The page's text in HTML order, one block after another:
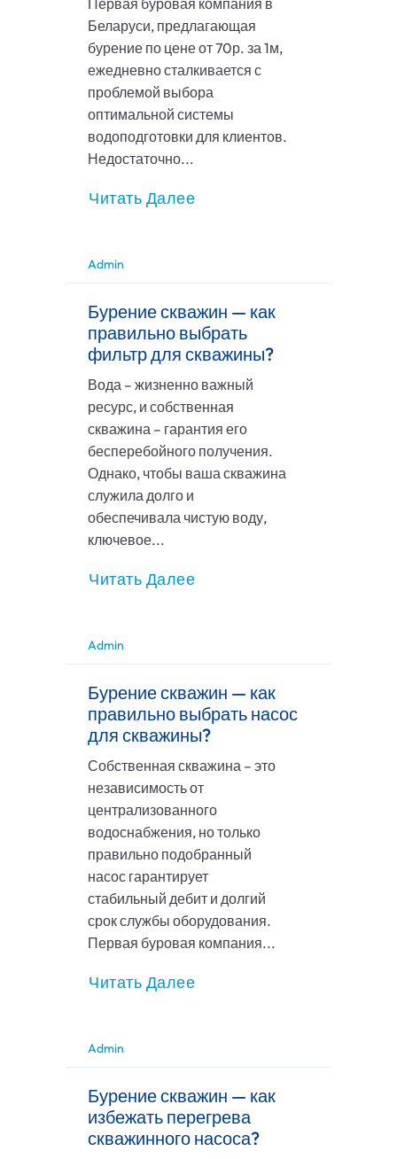
Первая буровая компания в
Беларуси, предлагающая
бурение по цене от 70р. за 1м,
ежедневно сталкивается с
проблемой выбора
оптимальной системы
водоподготовки для клиентов.
Недостаточно...
Читать Далее
Admin
Бурение скважин — как
правильно выбрать
фильтр для скважины?
Вода – жизненно важный
ресурс, и собственная
скважина – гарантия его
бесперебойного получения.
Однако, чтобы ваша скважина
служила долго и
обеспечивала чистую воду,
ключевое...
Читать Далее
Admin
Бурение скважин — как
правильно выбрать насос
для скважины?
Собственная скважина – это
независимость от
централизованного
водоснабжения, но только
правильно подобранный
насос гарантирует
стабильный дебит и долгий
срок службы оборудования.
Первая буровая компания...
Читать Далее
Admin
Бурение скважин — как
избежать перегрева
скважинного насоса?